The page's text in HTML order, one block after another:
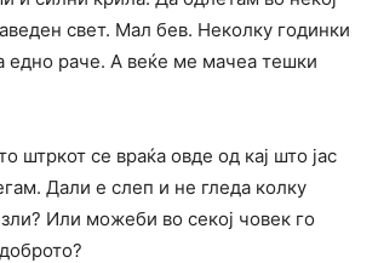
свет. Мал бев. Неколку годинки
едно раче. А веќе ме мачеа тешки
штркот се враќа овде од кај што јас
Дали е слеп и не гледа колку
Или можеби во секој човек го